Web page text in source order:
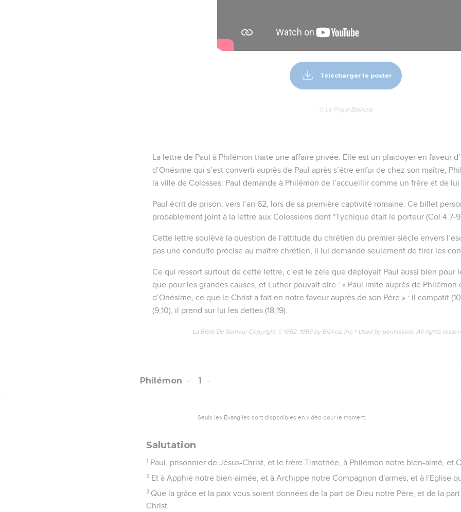
Télécharger le poster
© Le Projet Biblique
La lettre de Paul à Philémon traite une affaire privée. Elle est un plaidoyer en faveur
d’Onésime qui s’est converti auprès de Paul après s’être enfui de chez son maître,
la ville de Colosses. Paul demande à Philémon de l’accueillir comme un frère et de lui
Paul écrit de prison, vers l’an 62, lors de sa première captivité romaine. Ce billet
probablement joint à la lettre aux Colossiens dont *Tychique était le porteur (Col 4.7-
Cette lettre soulève la question de l’attitude du chrétien du premier siècle envers
pas une conduite précise au maître chrétien, il lui demande seulement de tirer les
Ce qui ressort surtout de cette lettre, c’est le zèle que déployait Paul aussi bien pour
que pour les grandes causes, et Luther pouvait dire : « Paul imite auprès de Philémon
d’Onésime, ce que le Christ a fait en notre faveur auprès de son Père » : il compatit
(9,10), il prend sur lui les dettes (18,19).
La Bible Du Semeur Copyright © 1992, 1999 by Biblica, Inc.® Used by permission. All rights
Philémon 1
Seuls les Évangiles sont disponibles en vidéo pour le moment.
Salutation
1 Paul, prisonnier de Jésus-Christ, et le frère Timothée, à Philémon notre bien-aimé, et
2 Et à Apphie notre bien-aimée, et à Archippe notre Compagnon d'armes, et à l'Eglise
3 Que la grâce et la paix vous soient données de la part de Dieu notre Père, et de la
Christ.